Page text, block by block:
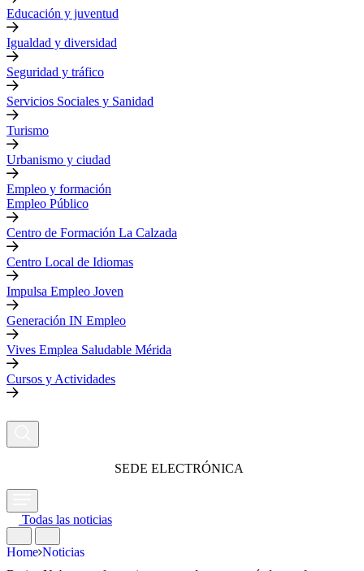
Educación y juventud
Igualdad y diversidad
Seguridad y tráfico
Servicios Sociales y Sanidad
Turismo
Urbanismo y ciudad
Empleo y formación
Empleo Público
Centro de Formación La Calzada
Centro Local de Idiomas
Impulsa Empleo Joven
Generación IN Empleo
Vives Emplea Saludable Mérida
Cursos y Actividades
SEDE ELECTRÓNICA
Todas las noticias
Home Noticias